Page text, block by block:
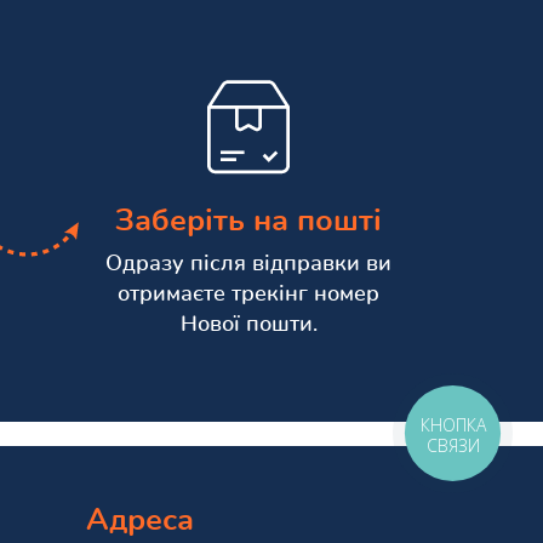
Заберіть на пошті
Одразу після відправки ви
отримаєте трекінг номер
Нової пошти.
Адреса
КНОПКА
СВЯЗИ